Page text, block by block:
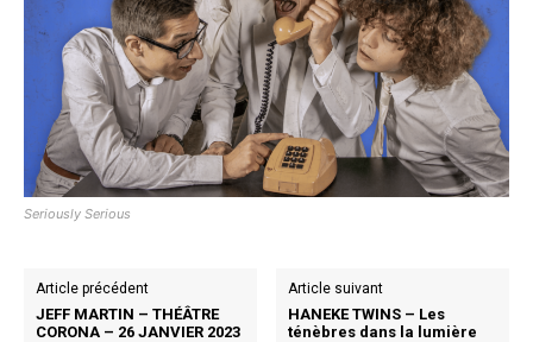
Seriously Serious
Article précédent
JEFF MARTIN – THÉÂTRE
CORONA – 26 JANVIER 2023
Article suivant
HANEKE TWINS – Les
ténèbres dans la lumière